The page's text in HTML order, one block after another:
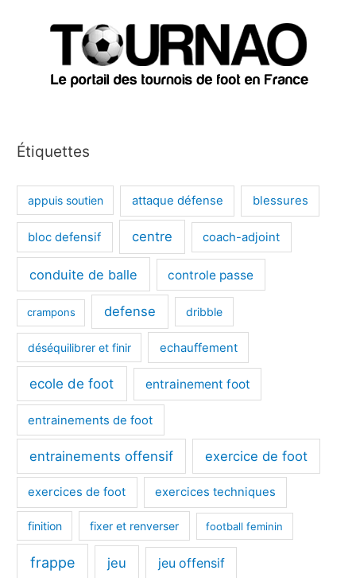
Étiquettes
appuis soutien attaque défense blessures
bloc defensif centre coach-adjoint
conduite de balle controle passe
crampons defense dribble
déséquilibrer et finir echauffement
ecole de foot entrainement foot
entrainements de foot
entrainements offensif exercice de foot
exercices de foot exercices techniques
finition fixer et renverser football feminin
frappe jeu jeu offensif